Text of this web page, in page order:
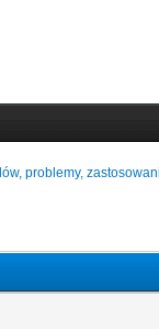
problemy,